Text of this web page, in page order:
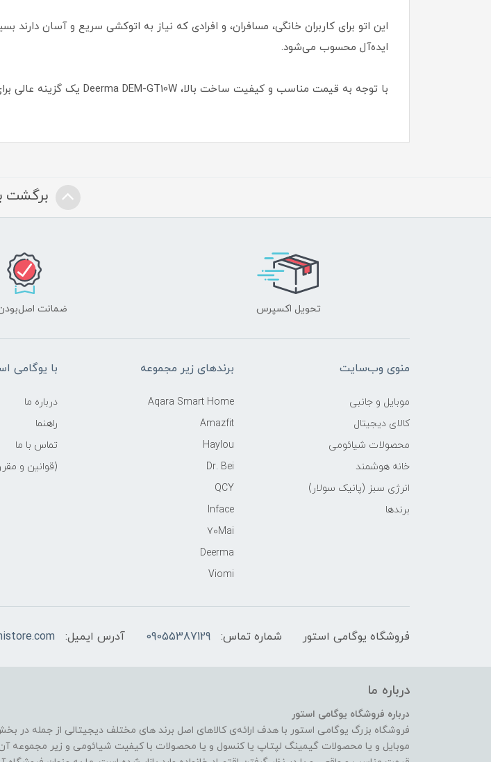
این اتو برای کاربران خانگی، مسافران، و افرادی که نیاز به اتوکشی سریع و آسان
ایده‌آل محسوب می‌شود.
با توجه به قیمت مناسب و کیفیت ساخت بالا، Deerma DEM-GT10W یک گزینه عالی برای افرادی است که به دنبال ترکیبی از عملکرد قدرتمند و طراحی مدرن هستند.
برگشت
تحویل اکسپرس ضمانت اصل‌بودن
منوی وب‌سایت
موبایل و جانبی
کالای دیجیتال
محصولات شیائومی
خانه هوشمند
انرژی سبز (پانیک سولار)
برندها
برندهای زیر مجموعه
Aqara Smart Home
Amazfit
Haylou
Dr. Bei
QCY
Inface
70Mai
Deerma
Viomi
با یوگامی
درباره ما
راهنما
تماس با ما
(قوانین و
فروشگاه یوگامی استور شماره تماس: 09055387129 آدرس ایمیل:
درباره ما
درباره فروشگاه یوگامی استور
فروشگاه بزرگ یوگامی استور با هدف ارائه‌ی کالاهای اصل برند های مختلف دیجیتالی از جمله در
موبایل و یا محصولات گیمینگ لپتاپ یا کنسول و یا محصولات با کیفیت شیائومی و زیر مجموعه آن